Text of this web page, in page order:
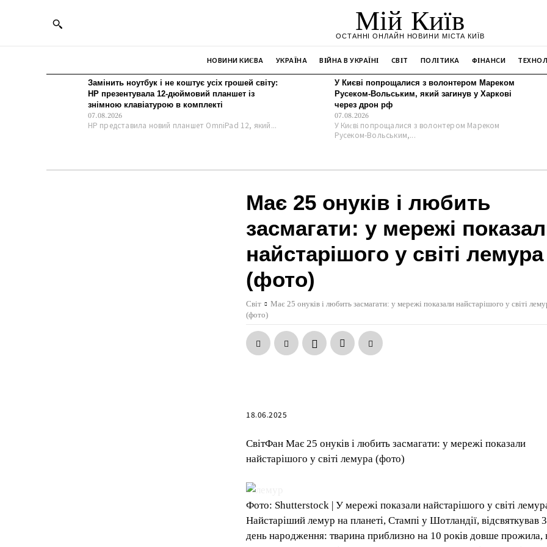
Мій Київ
ОСТАННІ ОНЛАЙН НОВИНИ МІСТА КИЇВ
НОВИНИ КИЄВА УКРАЇНА ВІЙНА В УКРАЇНІ СВІТ ПОЛІТИКА ФІНАНСИ
Замінить ноутбук і не коштує усіх грошей світу:
HP презентувала 12-дюймовий планшет із
знімною клавіатурою в комплекті
07.08.2026
HP представила новий планшет OmniPad 12, який...
У Києві попрощалися з волонтером Мареком
Русеком-Вольським, який загинув у Харкові
через дрон рф
07.08.2026
У Києві попрощалися з волонтером Мареком
Русеком-Вольським,...
Має 25 онуків і любить
засмагати: у мережі
найстарішого у світі лемура
(фото)
Світ
Має 25 онуків і любить засмагати: у мережі показали найстарішого у світі
(фото)
18.06.2025
СвітФан Має 25 онуків і любить засмагати: у мережі показали
найстарішого у світі лемура (фото)
Фото: Shutterstock | У мережі показали найстарішого у світі
Найстаріший лемур на планеті, Стампі у Шотландії, відсвяткував
день народження: тварина приблизно на 10 років довше прожила,